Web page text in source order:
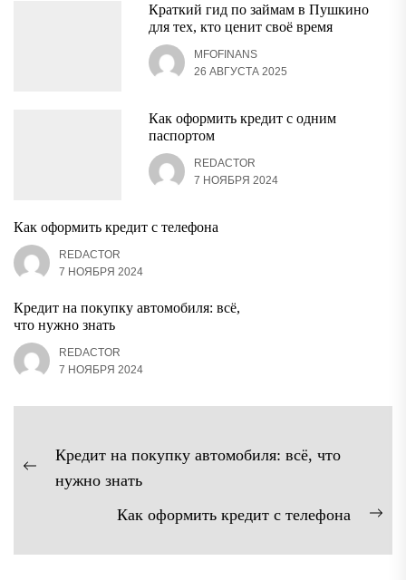
Краткий гид по займам в Пушкино
для тех, кто ценит своё время
MFOFINANS
26 АВГУСТА 2025
Как оформить кредит с одним
паспортом
REDACTOR
7 НОЯБРЯ 2024
Как оформить кредит с телефона
REDACTOR
7 НОЯБРЯ 2024
Кредит на покупку автомобиля: всё,
что нужно знать
REDACTOR
7 НОЯБРЯ 2024
Навигация
поПредыдущая
Кредит на покупку автомобиля: всё, что
нужно знать
Как оформить кредит с телефона